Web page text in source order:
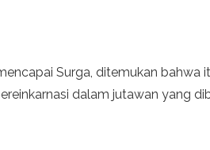
Surga, ditemukan bahwa
dalam jutawan yang